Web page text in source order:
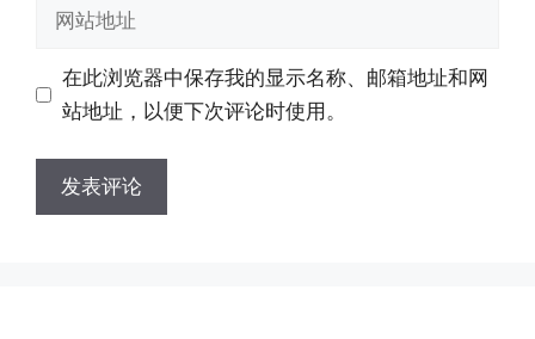
址
址
在此浏览器中保存我的显示名称、邮箱地址和网
站地址，以便下次评论时使用。